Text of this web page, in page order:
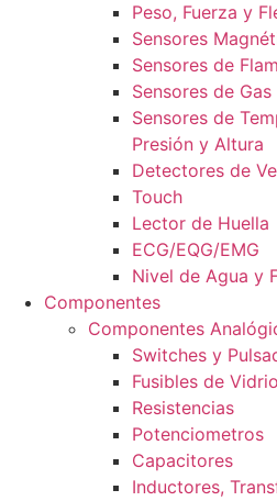
Peso, Fuerza y
Sensores
Sensores de
Sensores de Gas
Sensores de
Presión y Altura
Detectores de
Touch
Lector de Huella
ECG/EQG/EMG
Nivel de Agua y
Componentes
Componentes
Switches y
Fusibles de Vidrio
Resistencias
Potenciometros
Capacitores
Inductores,